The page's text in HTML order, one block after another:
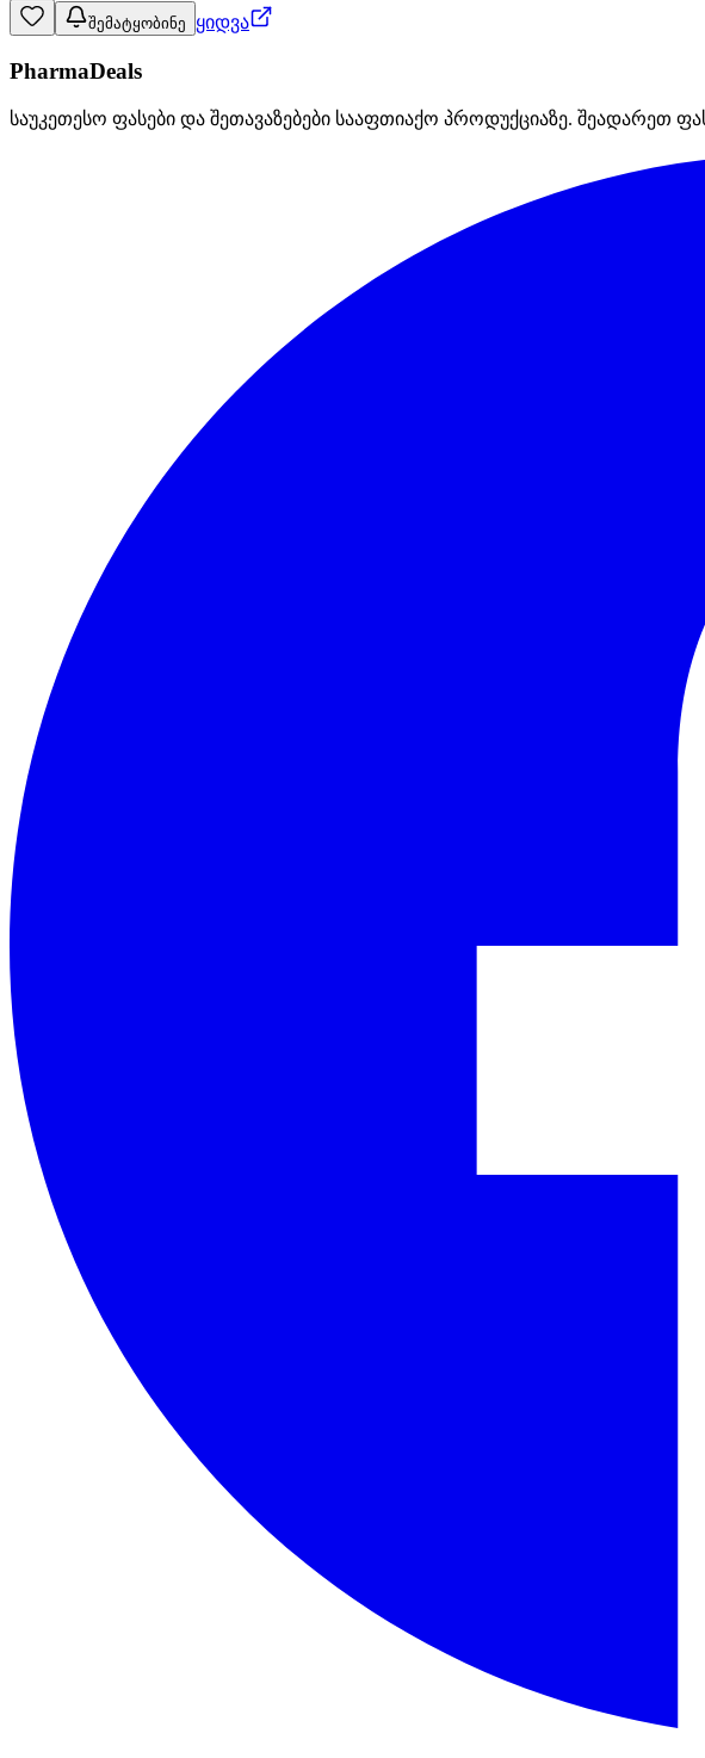
შემატყობინე ყიდვა
PharmaDeals
საუკეთესო ფასები და შეთავაზებები სააფთიაქო პროდუქციაზე. შეადარეთ